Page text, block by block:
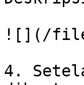
![](/files/
4.